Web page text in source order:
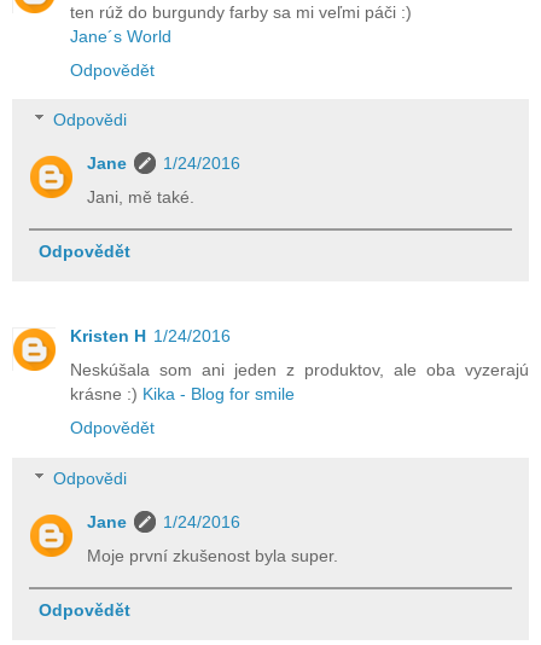
ten rúž do burgundy farby sa mi veľmi páči :)
Jane´s World
Odpovědět
Odpovědi
Jane
1/24/2016
Jani, mě také.
Odpovědět
Kristen H 1/24/2016
Neskúšala som ani jeden z produktov, ale oba vyzerajú
krásne :) Kika - Blog for smile
Odpovědět
Odpovědi
Jane
1/24/2016
Moje první zkušenost byla super.
Odpovědět